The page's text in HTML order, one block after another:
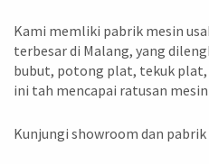
Kami memliki pabrik mesin
terbesar di Malang, yang
bubut, potong plat, tekuk plat,
ini tah mencapai ratusan
Kunjungi showroom dan